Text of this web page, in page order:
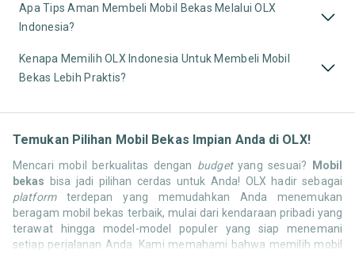
Apa Tips Aman Membeli Mobil Bekas Melalui OLX
Indonesia?
Kenapa Memilih OLX Indonesia Untuk Membeli Mobil
Bekas Lebih Praktis?
Temukan Pilihan Mobil Bekas Impian Anda di OLX!
Mencari mobil berkualitas dengan budgetyang sesuai? Mobil
bekas bisa jadi pilihan cerdas untuk Anda! OLX hadir sebagai
platformterdepan yang memudahkan Anda menemukan
beragam mobil bekas terbaik, mulai dari kendaraan pribadi yang
terawat hingga model-model populer yang siap menemani
setiap perjalanan Anda. Kami memahami bahwa memilih mobil